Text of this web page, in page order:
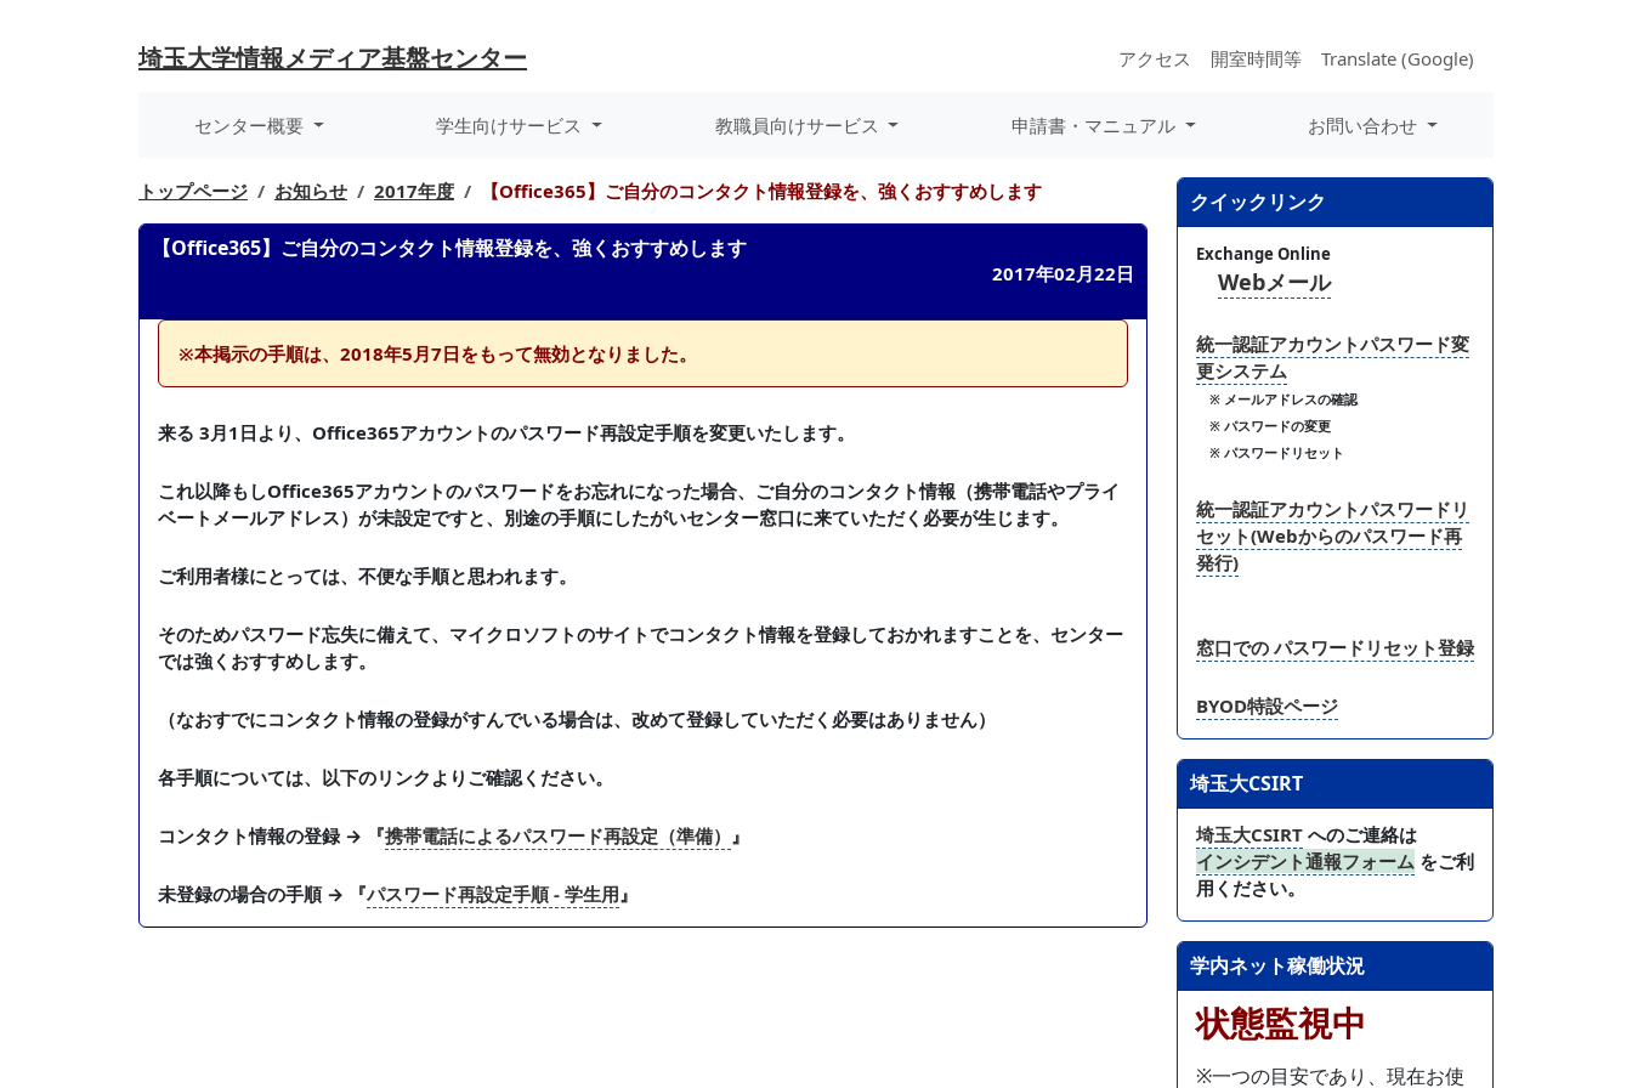
埼玉大学情報メディア基盤センター アクセス 開室時間等 Translate (Google)
センター概要 学生向けサービス 教職員向けサービス 申請書・マニュアル お問い合わせ
トップページ お知らせ 2017年度 【Office365】ご自分のコンタクト情報登録を、強くおすすめします
【Office365】ご自分のコンタクト情報登録を、強くおすすめします
2017年02月22日
※本掲示の手順は、2018年5月7日をもって無効となりました。
来る 3月1日より、Office365アカウントのパスワード再設定手順を変更いたします。
これ以降もしOffice365アカウントのパスワードをお忘れになった場合、ご自分のコンタクト情報（携帯電話やプライ
ベートメールアドレス）が未設定ですと、別途の手順にしたがいセンター窓口に来ていただく必要が生じます。
ご利用者様にとっては、不便な手順と思われます。
そのためパスワード忘失に備えて、マイクロソフトのサイトでコンタクト情報を登録しておかれますことを、センター
では強くおすすめします。
（なおすでにコンタクト情報の登録がすんでいる場合は、改めて登録していただく必要はありません）
各手順については、以下のリンクよりご確認ください。
コンタクト情報の登録 → 『携帯電話によるパスワード再設定（準備） 』
未登録の場合の手順 → 『パスワード再設定手順 - 学生用』
クイックリンク
Exchange Online
Webメール
統一認証アカウントパスワード変
更システム
※ メールアドレスの確認
※ パスワードの変更
※ パスワードリセット
統一認証アカウントパスワードリ
セット(Webからのパスワード再
発行)
窓口での パスワードリセット登録
BYOD特設ページ
埼玉大CSIRT
埼玉大CSIRT へのご連絡は
インシデント通報フォーム をご利
用ください。
学内ネット稼働状況
状態監視中
※一つの目安であり、現在お使